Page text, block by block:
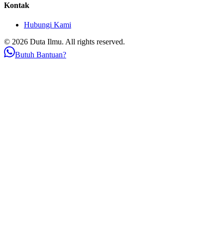
Kontak
Hubungi Kami
© 2026 Duta Ilmu. All rights reserved.
Butuh Bantuan?